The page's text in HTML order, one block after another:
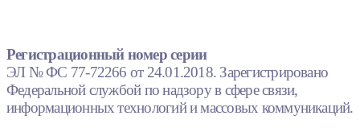
Регистрационный номер серии
ЭЛ № ФС 77-72266 от 24.01.2018. Зарегистрировано
Федеральной службой по надзору в сфере связи,
информационных технологий и массовых коммуникаций.